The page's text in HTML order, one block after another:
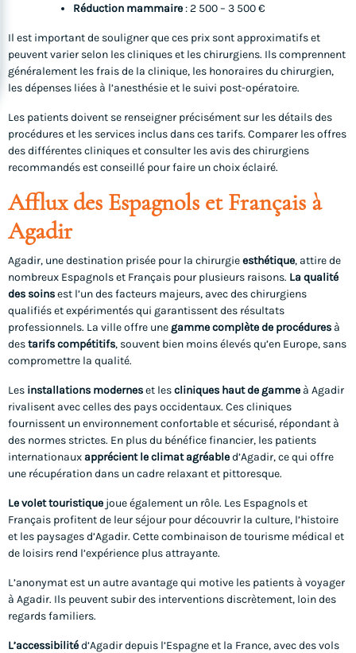
Réduction mammaire: 2 500 – 3 500 €
Il est important de souligner que ces prix sont approximatifs et
peuvent varier selon les cliniques et les chirurgiens. Ils comprennent
généralement les frais de la clinique, les honoraires du chirurgien,
les dépenses liées à l’anesthésie et le suivi post-opératoire.
Les patients doivent se renseigner précisément sur les détails des
procédures et les services inclus dans ces tarifs. Comparer les offres
des différentes cliniques et consulter les avis des chirurgiens
recommandés est conseillé pour faire un choix éclairé.
Afflux des Espagnols et Français à
Agadir
Agadir, une destination prisée pour la chirurgieesthétique, attire de
nombreux Espagnols et Français pour plusieurs raisons. La qualité
des soinsest l’un des facteurs majeurs, avec des chirurgiens
qualifiés et expérimentés qui garantissent des résultats
professionnels. La ville offre une gamme complète de procédures à
destarifs compétitifs, souvent bien moins élevés qu’en Europe, sans
compromettre la qualité.
Les installations moderneset lescliniques haut de gamme à Agadir
rivalisent avec celles des pays occidentaux. Ces cliniques
fournissent un environnement confortable et sécurisé, répondant à
des normes strictes. En plus du bénéfice financier, les patients
internationauxapprécient le climat agréabled’Agadir, ce qui offre
une récupération dans un cadre relaxant et pittoresque.
Le volet touristique joue également un rôle. Les Espagnols et
Français profitent de leur séjour pour découvrir la culture, l’histoire
et les paysages d’Agadir. Cette combinaison de tourisme médical et
de loisirs rend l’expérience plus attrayante.
L’anonymat est un autre avantage qui motive les patients à voyager
à Agadir. Ils peuvent subir des interventions discrètement, loin des
regards familiers.
L’accessibilitéd’Agadir depuis l’Espagne et la France, avec des vols